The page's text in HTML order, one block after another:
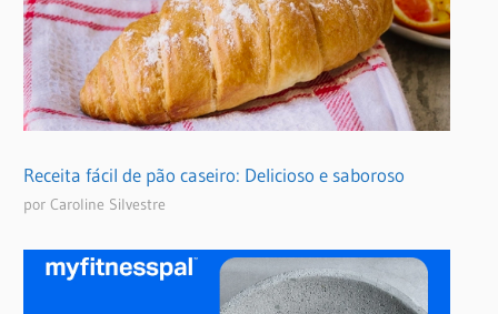
Receita fácil de pão caseiro: Delicioso e saboroso
por Caroline Silvestre